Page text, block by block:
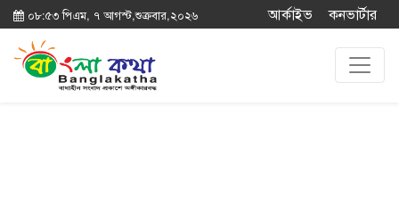
০৮:৫৩ পিএম, ৭ আগস্ট,শুক্রবার,২০২৬ আর্কাইভ কনভার্টার